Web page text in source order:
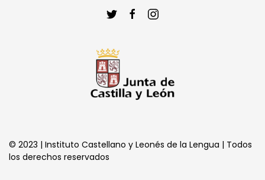
© 2023 | Instituto Castellano y Leonés de la Lengua | Todos
los derechos reservados